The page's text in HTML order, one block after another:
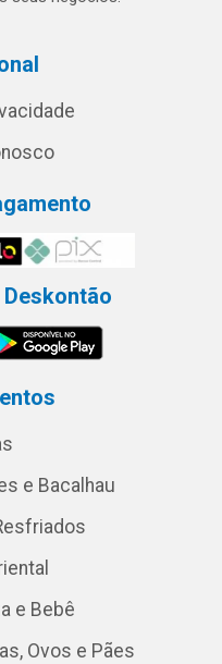
e Bacalhau
e Bebê
Ovos e Pães